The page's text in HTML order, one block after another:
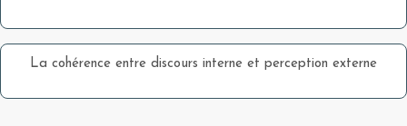
La cohérence entre discours interne et perception externe